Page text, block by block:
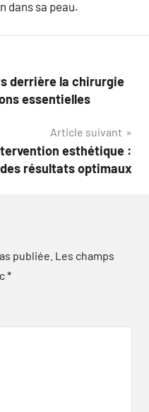
dans sa peau.
derrière la chirurgie
essentielles
Article suivant
esthétique :
résultats optimaux
publiée. Les champs
*